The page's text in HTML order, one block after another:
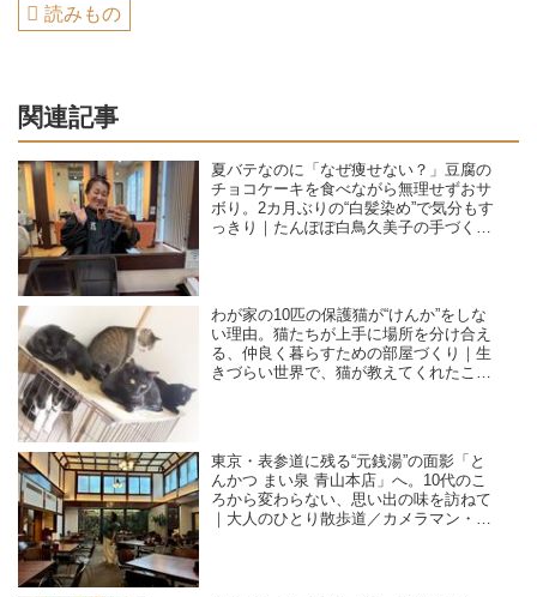
読みもの
関連記事
夏バテなのに「なぜ痩せない？」豆腐の
チョコケーキを食べながら無理せずおサ
ボり。2カ月ぶりの“白髪染め”で気分もす
っきり｜たんぽぽ白鳥久美子の手づくり
わが家の10匹の保護猫が“けんか”をしな
い理由。猫たちが上手に場所を分け合え
る、仲良く暮らすための部屋づくり｜生
きづらい世界で、猫が教えてくれたこと
東京・表参道に残る“元銭湯”の面影「と
んかつ まい泉 青山本店」へ。10代のこ
ろから変わらない、思い出の味を訪ねて
｜大人のひとり散歩道／カメラマン・石